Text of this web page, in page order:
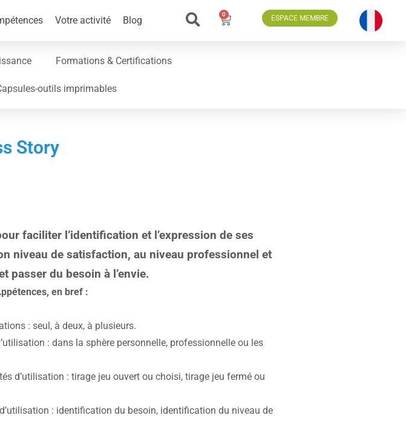
Votre activité Blog
0 ESPACE MEMBRE
Formations & Certifications
outils imprimables
Story
faciliter l’identification et l’expression de ses
niveau de satisfaction, au niveau professionnel et
et passer du besoin à l’envie.
en bref :
: seul, à deux, à plusieurs.
: dans la sphère personnelle, professionnelle ou les
d’utilisation : tirage jeu ouvert ou choisi, tirage jeu fermé ou
: identification du besoin, identification du niveau de